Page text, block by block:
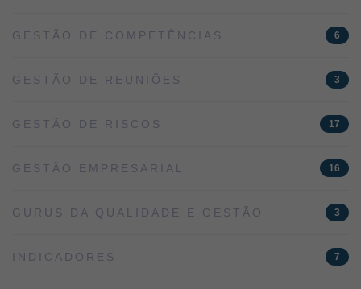
GESTÃO DE COMPETÊNCIAS 6
GESTÃO DE REUNIÕES 3
GESTÃO DE RISCOS 17
GESTÃO EMPRESARIAL 16
GURUS DA QUALIDADE E GESTÃO 3
INDICADORES 7